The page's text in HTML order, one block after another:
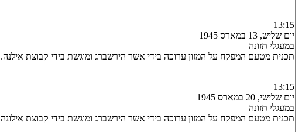
13:15
יום שליש, 13 במארס 1945
במעגלי תזונה
תכנית מטעם המפקח על המזון ערוכה בידי אשר הירשברג ומוגשת בידי קבוצת אילנה.
13:15
יום שלישי, 20 במארס 1945
במעגלי תזונה
תכנית מטעם המפקח על המזון ערוכה בידי אשר הירשברג ומוגשת בידי קבוצת אילונה